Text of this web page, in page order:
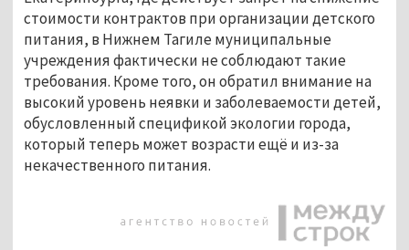
стоимости контрактов при организации детского
питания, в Нижнем Тагиле муниципальные
учреждения фактически не соблюдают такие
требования. Кроме того, он обратил внимание на
высокий уровень неявки и заболеваемости детей,
обусловленный спецификой экологии города,
который теперь может возрасти ещё и из-за
некачественного питания.